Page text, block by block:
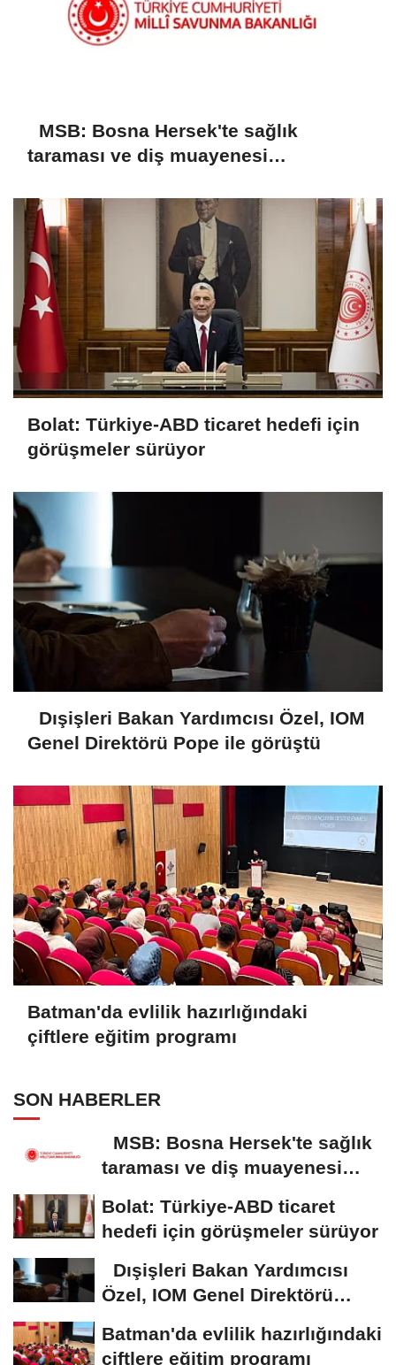
MSB: Bosna Hersek'te sağlık
taraması ve diş muayenesi
Bolat: Türkiye-ABD ticaret hedefi için
görüşmeler sürüyor
Dışişleri Bakan Yardımcısı Özel, IOM
Genel Direktörü Pope ile görüştü
Batman'da evlilik hazırlığındaki
çiftlere eğitim programı
SON HABERLER
MSB: Bosna Hersek'te sağlık
taraması ve diş muayenesi
Bolat: Türkiye-ABD ticaret
hedefi için görüşmeler sürüyor
Dışişleri Bakan Yardımcısı
Özel, IOM Genel Direktörü
Batman'da evlilik hazırlığındaki
çiftlere eğitim programı